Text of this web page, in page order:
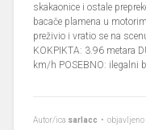
skakaonice i ostale
bacače plamena u
preživio i vratio se na
KOKPIKTA: 3.96 metara
km/h POSEBNO: ilegalni
Autor/ica sarlacc •